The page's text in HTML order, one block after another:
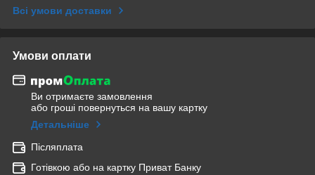
Всі умови доставки
Умови оплати
Ви отримаєте замовлення
або гроші повернуться на вашу картку
Детальніше
Післяплата
Готівкою або на картку Приват Банку